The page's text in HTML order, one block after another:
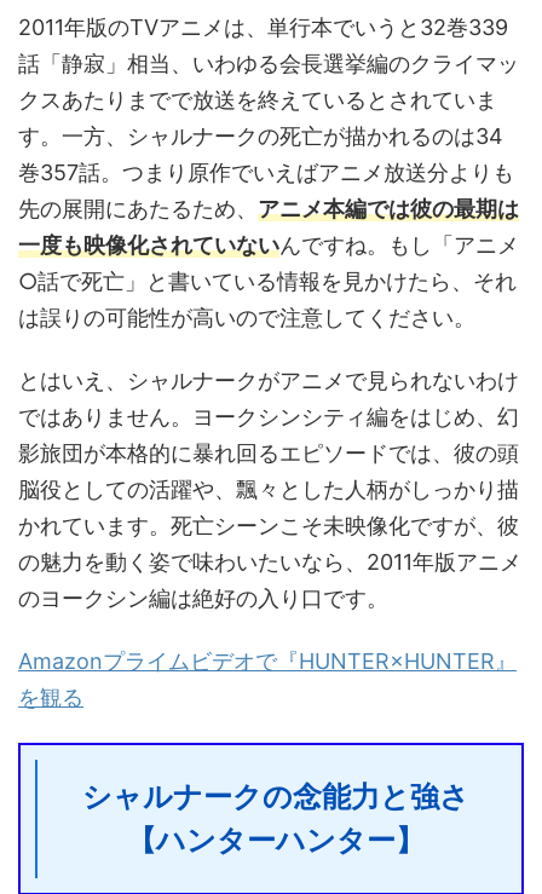
2011年版のTVアニメは、単行本でいうと32巻339
話「静寂」相当、いわゆる会長選挙編のクライマッ
クスあたりまでで放送を終えているとされていま
す。一方、シャルナークの死亡が描かれるのは34
巻357話。つまり原作でいえばアニメ放送分よりも
先の展開にあたるため、 アニメ本編では彼の最期は
一度も映像化されていないんですね。もし「アニメ
○話で死亡」と書いている情報を見かけたら、それ
は誤りの可能性が高いので注意してください。
とはいえ、シャルナークがアニメで見られないわけ
ではありません。ヨークシンシティ編をはじめ、幻
影旅団が本格的に暴れ回るエピソードでは、彼の頭
脳役としての活躍や、飄々とした人柄がしっかり描
かれています。死亡シーンこそ未映像化ですが、彼
の魅力を動く姿で味わいたいなら、2011年版アニメ
のヨークシン編は絶好の入り口です。
Amazonプライムビデオで『HUNTER×HUNTER』
を観る
シャルナークの念能力と強さ
【ハンターハンター】